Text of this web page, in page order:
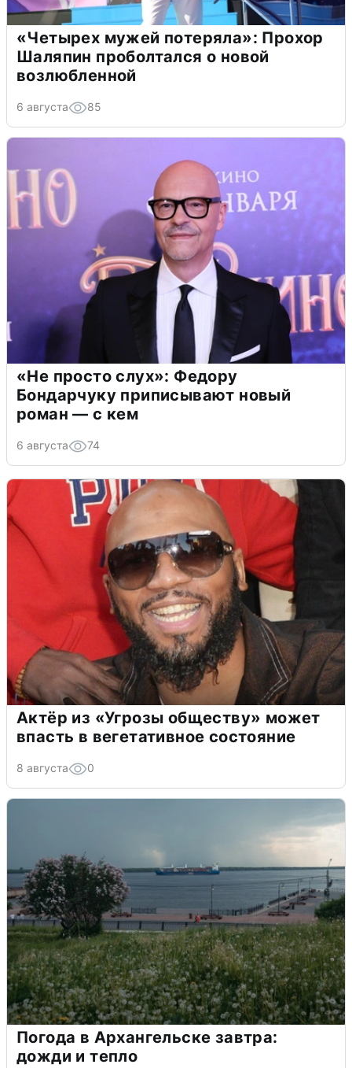
«Четырех мужей потеряла»: Прохор
Шаляпин проболтался о новой
возлюбленной
6 августа 85
«Не просто слух»: Федору
Бондарчуку приписывают новый
роман — с кем
6 августа 74
Актёр из «Угрозы обществу» может
впасть в вегетативное состояние
8 августа 0
Погода в Архангельске завтра:
дожди и тепло